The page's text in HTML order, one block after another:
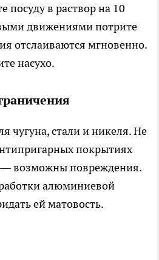
посуду в раствор на 10
движениями потрите
отслаиваются мгновенно.
насухо.
чугуна, стали и никеля. Не
покрытиях
— возможны повреждения.
алюминиевой
ей матовость.